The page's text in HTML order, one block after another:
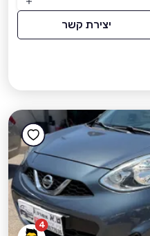
יצירת קשר
4